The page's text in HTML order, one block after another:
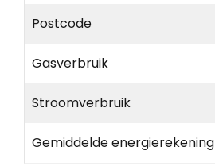
Postcode
Gasverbruik
Stroomverbruik
Gemiddelde energierekening